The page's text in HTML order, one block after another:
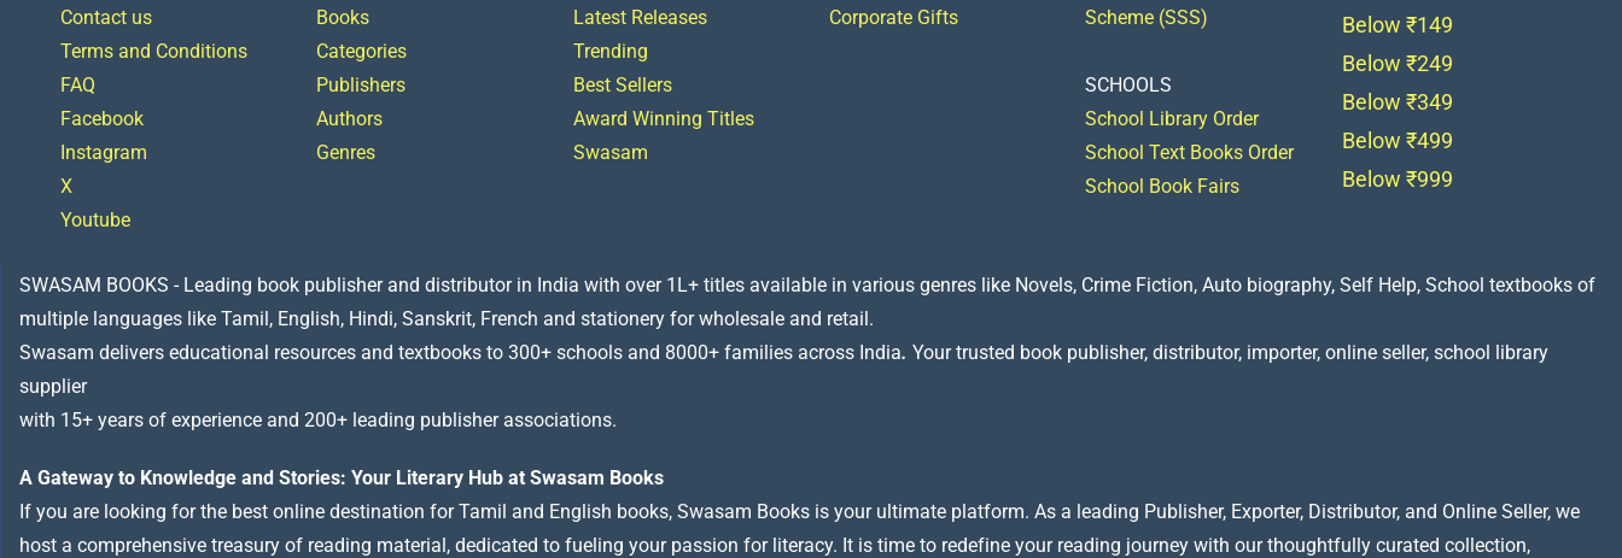
Contact us
Terms and Conditions
FAQ
Facebook
Instagram
X
Youtube
Books
Categories
Publishers
Authors
Genres
Latest Releases
Trending
Best Sellers
Award Winning Titles
Swasam
Corporate Gifts
Scheme (SSS)
SCHOOLS
School Library Order
School Text Books Order
School Book Fairs
Below ₹149
Below ₹249
Below ₹349
Below ₹499
Below ₹999
SWASAM BOOKS - Leading book publisher and distributor in India with over 1L+ titles available in various genres like Novels, Crime Fiction, Auto biography, Self Help, School textbooks of
multiple languages like Tamil, English, Hindi, Sanskrit, French and stationery for wholesale and retail.
Swasam delivers educational resources and textbooks to 300+ schools and 8000+ families across India. Your trusted book publisher, distributor, importer, online seller, school library
supplier
with 15+ years of experience and 200+ leading publisher associations.
A Gateway to Knowledge and Stories: Your Literary Hub at Swasam Books
If you are looking for the best online destination for Tamil and English books, Swasam Books is your ultimate platform. As a leading Publisher, Exporter, Distributor, and Online Seller, we
host a comprehensive treasury of reading material, dedicated to fueling your passion for literacy. It is time to redefine your reading journey with our thoughtfully curated collection,